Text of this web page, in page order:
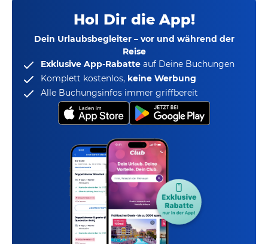
Hol Dir die App!
Dein Urlaubsbegleiter – vor und während der
Reise
Exklusive App-Rabatte auf Deine Buchungen
Komplett kostenlos, keine Werbung
Alle Buchungsinfos immer griffbereit